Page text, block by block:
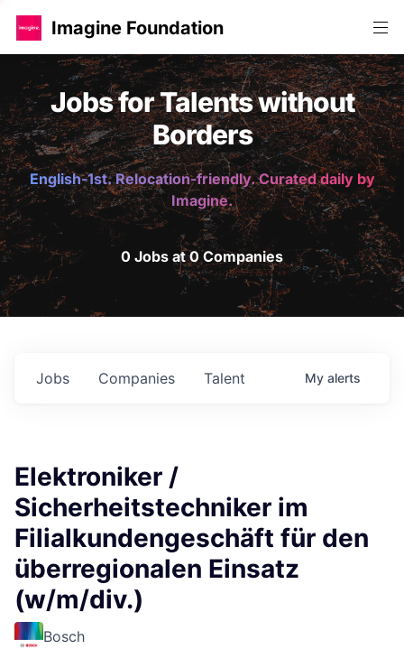
Imagine Foundation
Jobs for Talents without
Borders
English-1st. Relocation-friendly. Curated daily by
Imagine.
0 Jobs at 0 Companies
Jobs Companies Talent My alerts
Elektroniker /
Sicherheitstechniker im
Filialkundengeschäft für den
überregionalen Einsatz
(w/m/div.)
Bosch